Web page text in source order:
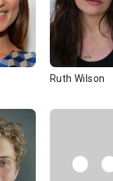
Ruth Wilson